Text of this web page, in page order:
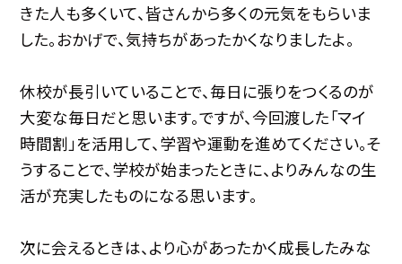
きた人も多くいて、皆さんから多くの元気をもらいま
した。おかげで、気持ちがあったかくなりましたよ。
休校が長引いていることで、毎日に張りをつくるのが
大変な毎日だと思います。ですが、今回渡した「マイ
時間割」を活用して、学習や運動を進めてください。そ
うすることで、学校が始まったときに、よりみんなの生
活が充実したものになる思います。
次に会えるときは、より心があったかく成長したみな